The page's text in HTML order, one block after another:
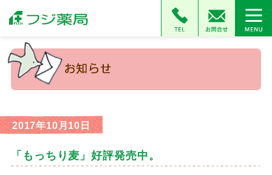
2017年10月10日
「もっちり麦」好評発売中。